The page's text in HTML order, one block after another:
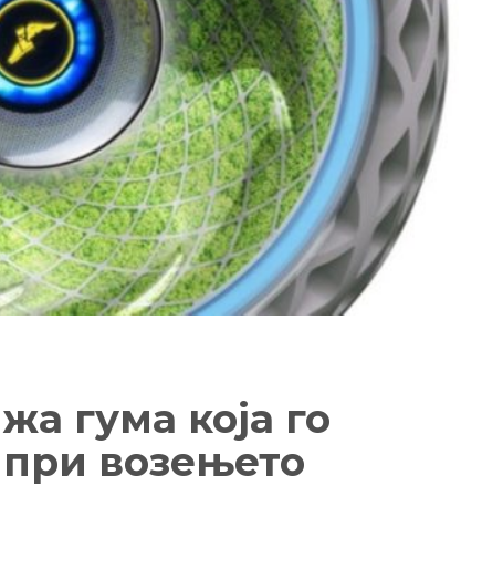
гума која го
возењето